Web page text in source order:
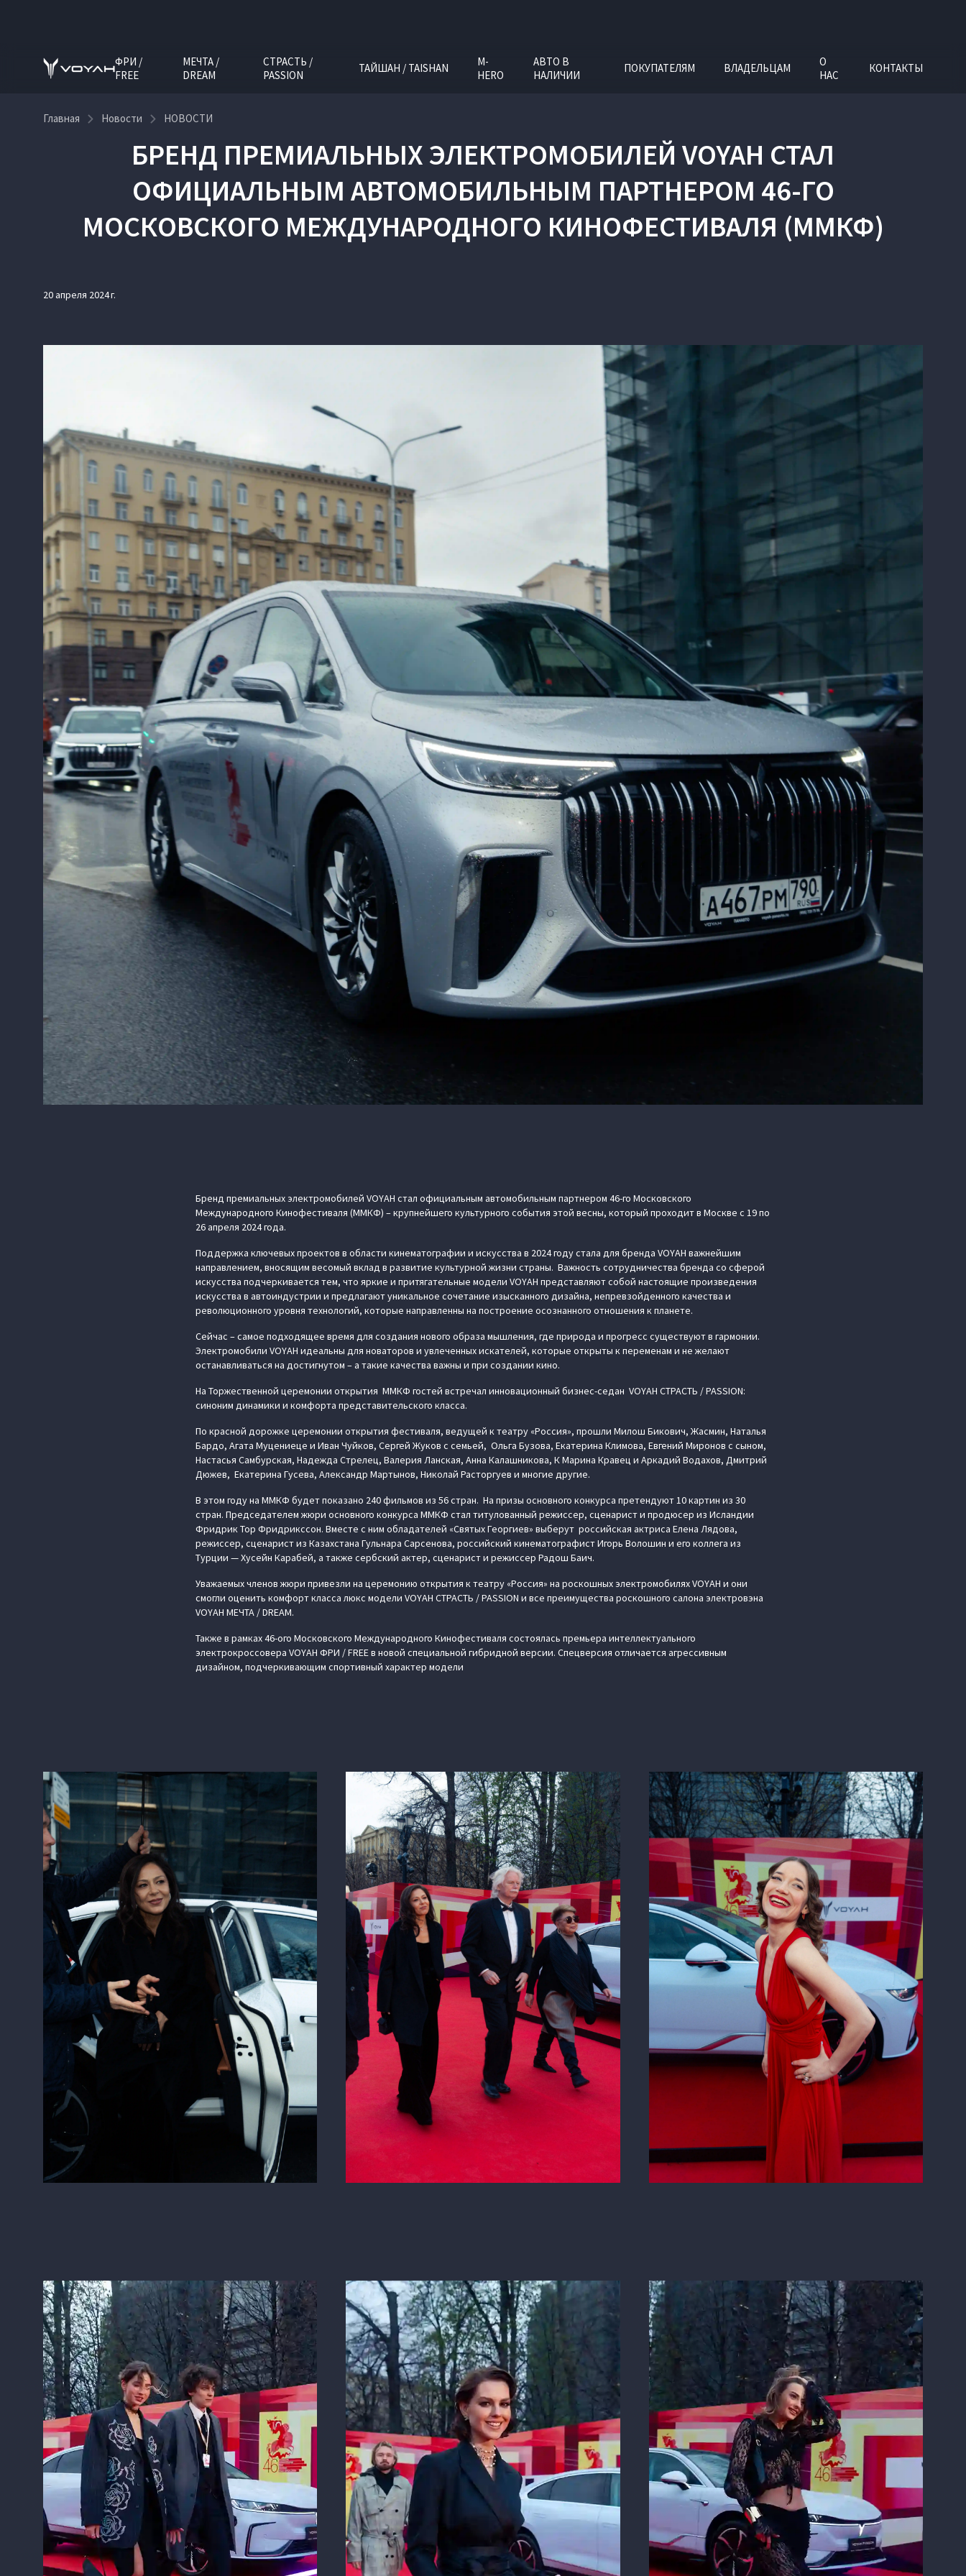
ФРИ /
FREE
МЕЧТА /
DREAM
СТРАСТЬ /
PASSION
ТАЙШАН / TAISHAN
M-
HERO
АВТО В
НАЛИЧИИ
ПОКУПАТЕЛЯМ ВЛАДЕЛЬЦАМ
О
НАС
КОНТАКТЫ
Главная Новости НОВОСТИ
БРЕНД ПРЕМИАЛЬНЫХ ЭЛЕКТРОМОБИЛЕЙ VOYAH СТАЛ
ОФИЦИАЛЬНЫМ АВТОМОБИЛЬНЫМ ПАРТНЕРОМ 46-ГО
МОСКОВСКОГО МЕЖДУНАРОДНОГО КИНОФЕСТИВАЛЯ (ММКФ)
20 апреля 2024 г.
Бренд премиальных электромобилей VOYAH стал официальным автомобильным партнером 46-го Московского
Международного Кинофестиваля (ММКФ) – крупнейшего культурного события этой весны, который проходит в Москве с 19 по
26 апреля 2024 года.
Поддержка ключевых проектов в области кинематографии и искусства в 2024 году стала для бренда VOYAH важнейшим
направлением, вносящим весомый вклад в развитие культурной жизни страны. Важность сотрудничества бренда со сферой
искусства подчеркивается тем, что яркие и притягательные модели VOYAH представляют собой настоящие произведения
искусства в автоиндустрии и предлагают уникальное сочетание изысканного дизайна, непревзойденного качества и
революционного уровня технологий, которые направленны на построение осознанного отношения к планете.
Сейчас – самое подходящее время для создания нового образа мышления, где природа и прогресс существуют в гармонии.
Электромобили VOYAH идеальны для новаторов и увлеченных искателей, которые открыты к переменам и не желают
останавливаться на достигнутом – а такие качества важны и при создании кино.
На Торжественной церемонии открытия ММКФ гостей встречал инновационный бизнес-седан VOYAH СТРАСТЬ / PASSION:
синоним динамики и комфорта представительского класса.
По красной дорожке церемонии открытия фестиваля, ведущей к театру «Россия», прошли Милош Бикович, Жасмин, Наталья
Бардо, Агата Муцениеце и Иван Чуйков, Сергей Жуков с семьей, Ольга Бузова, Екатерина Климова, Евгений Миронов с сыном,
Настасья Самбурская, Надежда Стрелец, Валерия Ланская, Анна Калашникова, К Марина Кравец и Аркадий Водахов, Дмитрий
Дюжев, Екатерина Гусева, Александр Мартынов, Николай Расторгуев и многие другие.
В этом году на ММКФ будет показано 240 фильмов из 56 стран. На призы основного конкурса претендуют 10 картин из 30
стран. Председателем жюри основного конкурса ММКФ стал титулованный режиссер, сценарист и продюсер из Исландии
Фридрик Тор Фридрикссон. Вместе с ним обладателей «Святых Георгиев» выберут российская актриса Елена Лядова,
режиссер, сценарист из Казахстана Гульнара Сарсенова, российский кинематографист Игорь Волошин и его коллега из
Турции — Хусейн Карабей, а также сербский актер, сценарист и режиссер Радош Баич.
Уважаемых членов жюри привезли на церемонию открытия к театру «Россия» на роскошных электромобилях VOYAH и они
смогли оценить комфорт класса люкс модели VOYAH СТРАСТЬ / PASSION и все преимущества роскошного салона электровэна
VOYAH МЕЧТА / DREAM.
Также в рамках 46-ого Московского Международного Кинофестиваля состоялась премьера интеллектуального
электрокроссовера VOYAH ФРИ / FREE в новой специальной гибридной версии. Спецверсия отличается агрессивным
дизайном, подчеркивающим спортивный характер модели